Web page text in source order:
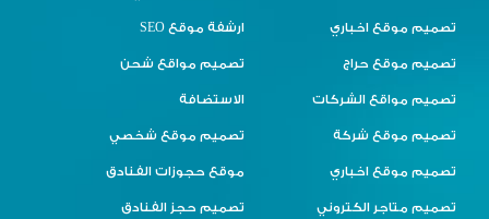
تصميم موقع اخباري ارشفة موقع SEO
تصميم موقع حراج تصميم مواقع شحن
تصميم مواقع الشركات الاستضافة
تصميم موقع شركة تصميم موقع شخصي
تصميم موقع اخباري موقع حجوزات الفنادق
تصميم متاجر الكتروني تصميم حجز الفنادق